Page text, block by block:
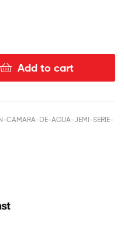
Add to cart
CAMARA-DE-AGUA-JEMI-SERIE-